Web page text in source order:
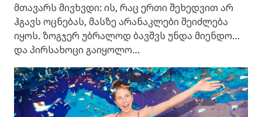
მთავარს მივხვდი: ის, რაც ერთი შეხედვით არ
ჰგავს ოცნებას, მასზე არანაკლები შეიძლება
იყოს. ზოგჯერ უბრალოდ ბავშვს უნდა მიენდო…
და პირსახოცი გაიყოლო…